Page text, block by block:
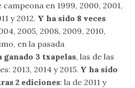
en 1999, 2000, 2001,
y 2012. Y ha sido 8 veces
2005, 2008, 2009, 2010,
en la pasada
3 txapelas, las de las
2013, 2014 y 2015. Y ha sido
2 ediciones: la de 2011 y